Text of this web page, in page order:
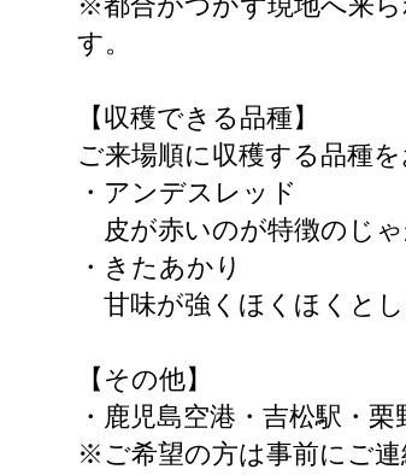
す。
【収穫できる品種】
ご来場順に収穫する品種
・アンデスレッド
皮が赤いのが特徴のじゃ
・きたあかり
甘味が強くほくほくとし
【その他】
・鹿児島空港・吉松駅・
※ご希望の方は事前にご連